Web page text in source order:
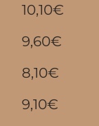
10,10€
9,60€
8,10€
9,10€